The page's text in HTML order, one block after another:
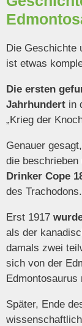
Die Geschichte
ist etwas
Die ersten
Jahrhundert in
„Krieg der
Genauer
die beschrieben
Drinker Cope
des Trachodons.
Erst 1917
als der
damals zwei
sich von der
Edmontosaurus
Später, Ende